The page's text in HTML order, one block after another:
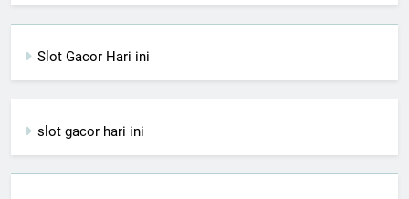
Slot Gacor Hari ini
slot gacor hari ini